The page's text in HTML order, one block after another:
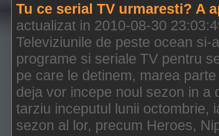
Tu ce serial TV urmaresti? A
actualizat in 2010-08-30
Televiziunile de peste ocean si-
programe si seriale TV pentru
pe care le detinem, marea
deja vor incepe noul sezon in a
tarziu inceputul lunii octombrie,
sezon al lor, precum Heroes,